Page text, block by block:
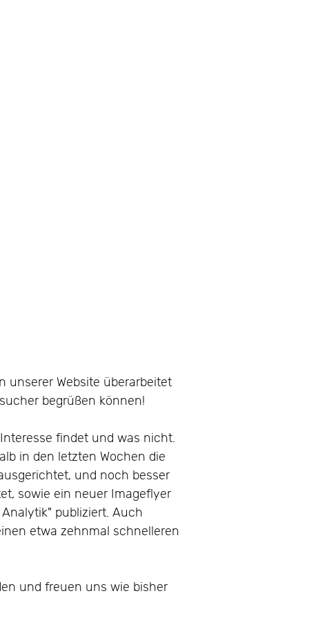
unserer Website überarbeitet
begrüßen können!
findet und was nicht.
in den letzten Wochen die
und noch besser
sowie ein neuer Imageflyer
publiziert. Auch
etwa zehnmal schnelleren
und freuen uns wie bisher